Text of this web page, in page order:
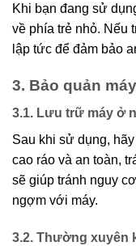
Khi bạn đang sử
về phía trẻ nhỏ. Nếu
lập tức để đảm bảo
3. Bảo quản
3.1. Lưu trữ máy ở
Sau khi sử dụng,
cao ráo và an toàn,
sẽ giúp tránh nguy
ngợm với máy.
3.2. Thường xuyên